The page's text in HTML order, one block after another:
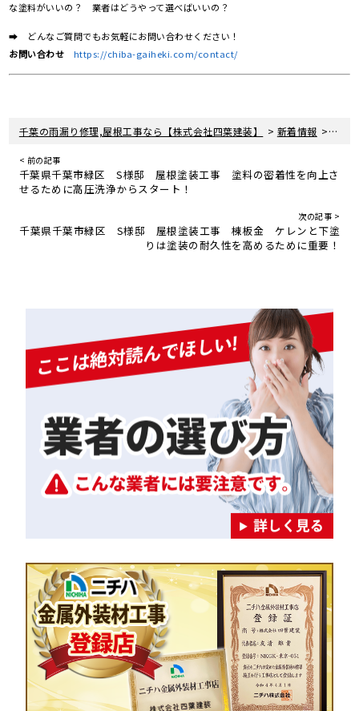
な塗料がいいの？ 業者はどうやって選べばいいの？
➡ どんなご質問でもお気軽にお問い合わせください！
お問い合わせ
https://chiba-gaiheki.com/contact/
千葉の雨漏り修理,屋根工事なら【株式会社四葉建装】 > 新着情報 > 屋根
< 前の記事
千葉県千葉市緑区 S様邸 屋根塗装工事 塗料の密着性を向上さ
せるために高圧洗浄からスタート！
次の記事 >
千葉県千葉市緑区 S様邸 屋根塗装工事 棟板金 ケレンと下塗
りは塗装の耐久性を高めるために重要！